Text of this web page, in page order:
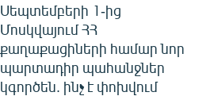
Սեպտեմբերի 1-ից
Մոսկվայում ՀՀ
քաղաքացիների համար նոր
պարտադիր պահանջներ
կգործեն. ինչ է փոխվում